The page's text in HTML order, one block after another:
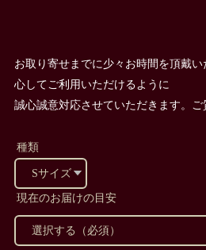
お取り寄せまでに少々お時間を頂戴
心してご利用いただけるように
誠心誠意対応させていただきます。
種類
現在のお届けの目安